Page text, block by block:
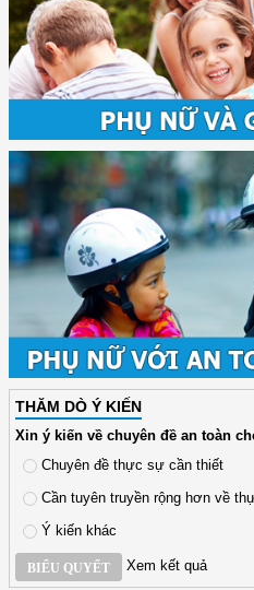
THĂM DÒ Ý KIẾN
Xin ý kiến về chuyên đề an toàn
Chuyên đề thực sự cần thiết
Cần tuyên truyền rộng hơn về
Ý kiến khác
BIỂU QUYẾT Xem kết quả